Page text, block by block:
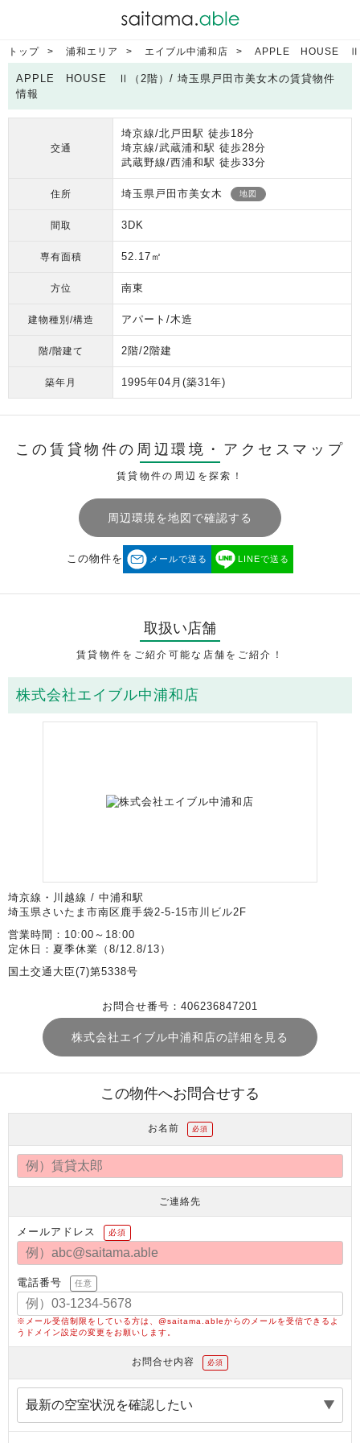
トップ 浦和エリア エイブル中浦和店 APPLE HOUSE Ⅱ
APPLE HOUSE Ⅱ（2階）/ 埼玉県戸田市美女木の賃貸物件
情報
交通
埼京線/北戸田駅 徒歩18分
埼京線/武蔵浦和駅 徒歩28分
武蔵野線/西浦和駅 徒歩33分
住所 埼玉県戸田市美女木 地図
間取 3DK
専有面積 52.17㎡
方位 南東
建物種別/構造 アパート/木造
階/階建て 2階/2階建
築年月 1995年04月 (築31年)
この賃貸物件の周辺環境・ アクセスマップ
賃貸物件の周辺を探索！
周辺環境を地図で確認する
この物件を メールで送る LINEで送る
取扱い店舗
賃貸物件をご紹介可能な店舗をご紹介！
株式会社エイブル中浦和店
埼京線・川越線 / 中浦和駅
埼玉県さいたま市南区鹿手袋2-5-15市川ビル2F
営業時間：10:00～18:00
定休日：夏季休業（8/12.8/13）
国土交通大臣(7)第5338号
お問合せ番号：406236847201
株式会社エイブル中浦和店の詳細を見る
この物件へお問合せする
お名前 必須
ご連絡先
メールアドレス 必須
電話番号 任意
※メール受信制限をしている方は、@saitama.ableからのメールを受信できるよ
うドメイン設定の変更をお願いします。
お問合せ内容 必須